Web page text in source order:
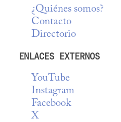
¿Quiénes somos?
Contacto
Directorio
ENLACES EXTERNOS
YouTube
Instagram
Facebook
X